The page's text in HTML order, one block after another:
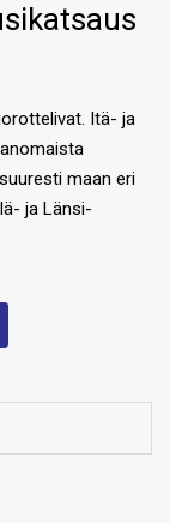
Itä- ja
maan eri
ja Länsi-